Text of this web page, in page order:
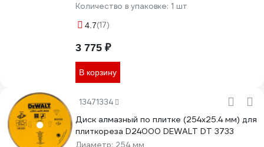
Количество в упаковке: 1 шт
4.7(17)
3 775 ₽
В корзину
13471334
Диск алмазный по плитке (254х25.4 мм) для
плиткореза D24000 DEWALT DT 3733
Диаметр: 254 мм